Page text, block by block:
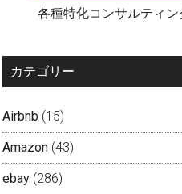
各種特化コンサルティン
カテゴリー
Airbnb (15)
Amazon (43)
ebay (286)